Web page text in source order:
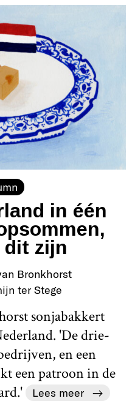
in één
dit zijn
Bronkhorst
ter Stege
sonjabakkert
'De drie-
en een
een patroon in de
Lees meer